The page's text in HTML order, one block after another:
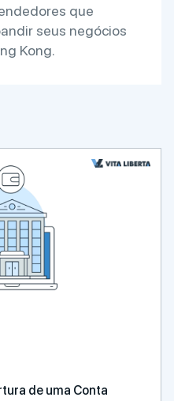
que
seus negócios
Kong.
de uma Conta